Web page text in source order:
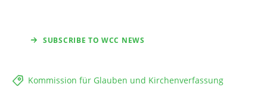
SUBSCRIBE TO WCC NEWS
Kommission für Glauben und Kirchenverfassung